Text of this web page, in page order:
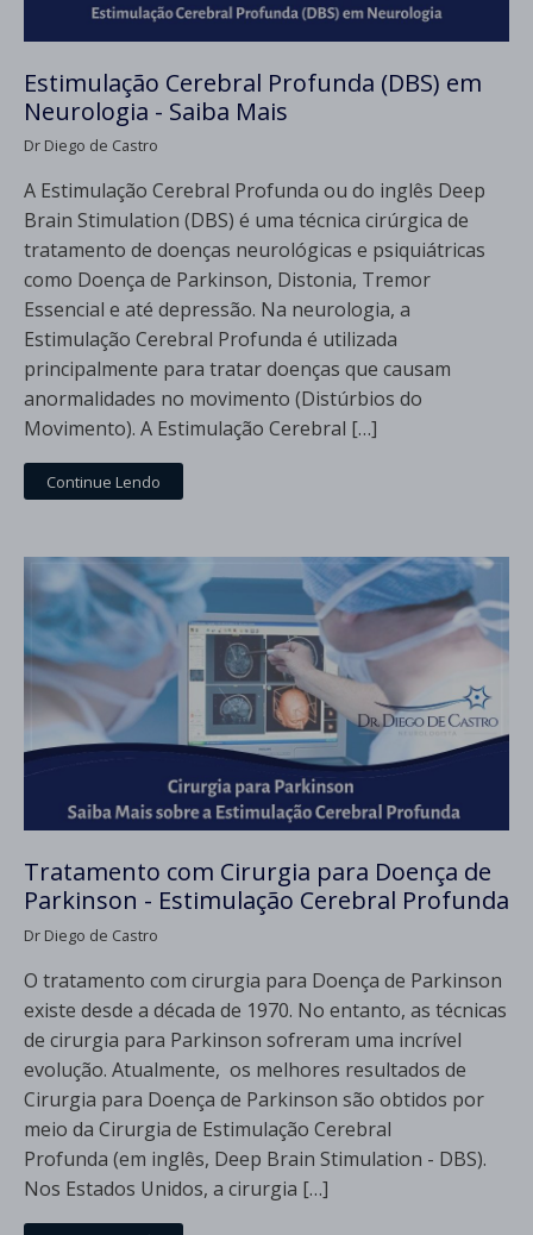
Estimulação Cerebral Profunda (DBS) em
Neurologia - Saiba Mais
Dr Diego de Castro
A Estimulação Cerebral Profunda ou do inglês Deep
Brain Stimulation (DBS) é uma técnica cirúrgica de
tratamento de doenças neurológicas e psiquiátricas
como Doença de Parkinson, Distonia, Tremor
Essencial e até depressão. Na neurologia, a
Estimulação Cerebral Profunda é utilizada
principalmente para tratar doenças que causam
anormalidades no movimento (Distúrbios do
Movimento). A Estimulação Cerebral […]
Continue Lendo
Tratamento com Cirurgia para Doença de
Parkinson - Estimulação Cerebral Profunda
Dr Diego de Castro
O tratamento com cirurgia para Doença de Parkinson
existe desde a década de 1970. No entanto, as técnicas
de cirurgia para Parkinson sofreram uma incrível
evolução. Atualmente, os melhores resultados de
Cirurgia para Doença de Parkinson são obtidos por
meio da Cirurgia de Estimulação Cerebral
Profunda (em inglês, Deep Brain Stimulation - DBS).
Nos Estados Unidos, a cirurgia […]